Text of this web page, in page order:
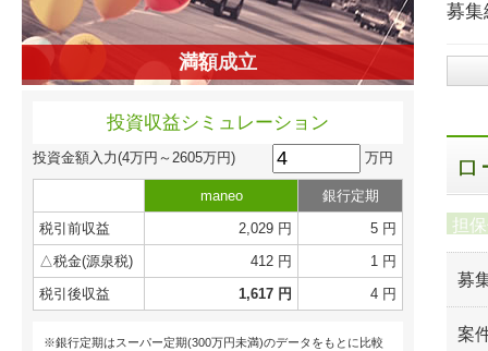
満額成立
投資収益シミュレーション
投資金額入力(4万円～2605万円) 万円
maneo
銀行定期
税引前収益
2,029 円
5 円
△税金(源泉税)
412 円
1 円
税引後収益
1,617 円 4 円
※銀行定期はスーパー定期(300万円未満)のデータをもとに比較
募集
担
募
案